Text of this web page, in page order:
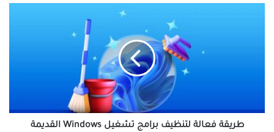
المخفية
طريقة فعالة لتنظيف برامج تشغيل Windows القديمة